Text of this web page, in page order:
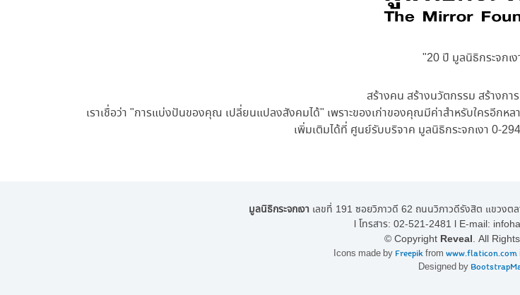
"20 ปี มูลนิธิกระจกเง
สร้างคน สร้างนวัตกรรม สร้างกา
เราเชื่อว่า "การแบ่งปันของคุณ เปลี่ยนแปลงสังคมได้" เพราะของเก่าของคุณมีค่าสำหรับใครอีกหล
เพิ่มเติมได้ที่ ศูนย์รับบริจาค มูลนิธิกระจกเงา 0-
มูลนิธิกระจกเงา เลขที่ 191 ซอยวิภาวดี 62 ถนนวิภาวดีรังสิต แขวงต
l โทรสาร: 02-521-2481 l E-mail:
© Copyright Reveal. All
Icons made by Freepikfrom www.flaticon.com
Designed by